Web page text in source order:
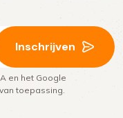
Inschrijven
en het Google
van toepassing.